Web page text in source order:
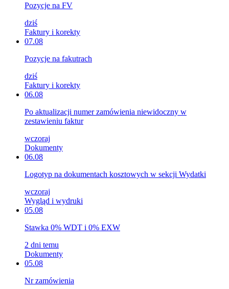
Pozycje na FV
dziś
Faktury i korekty
07.08
Pozycje na fakutrach
dziś
Faktury i korekty
06.08
Po aktualizacji numer zamówienia niewidoczny w
zestawieniu faktur
wczoraj
Dokumenty
06.08
Logotyp na dokumentach kosztowych w sekcji Wydatki
wczoraj
Wygląd i wydruki
05.08
Stawka 0% WDT i 0% EXW
2 dni temu
Dokumenty
05.08
Nr zamówienia